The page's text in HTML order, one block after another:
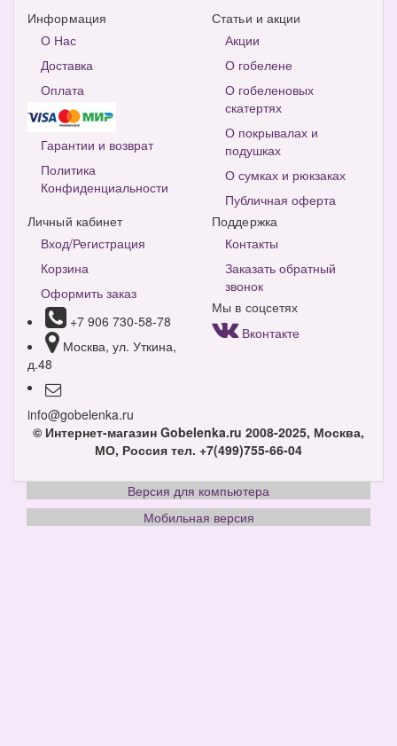
Информация
О Нас
Доставка
Оплата
Гарантии и возврат
Политика
Конфиденциальности
Статьи и акции
Акции
О гобелене
О гобеленовых
скатертях
О покрывалах и
подушках
О сумках и рюкзаках
Публичная оферта
Личный кабинет
Вход/Регистрация
Корзина
Оформить заказ
+7 906 730-58-78
Москва, ул. Уткина,
д.48
info@gobelenka.ru
Поддержка
Контакты
Заказать обратный
звонок
Мы в соцсетях
Вконтакте
© Интернет-магазин Gobelenka.ru 2008-2025, Москва,
МО, Россия тел. +7(499)755-66-04
Версия для компьютера
Мобильная версия